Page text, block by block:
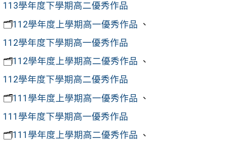
113學年度下學期高二優秀作品
🗂️112學年度上學期高一優秀作品 、
112學年度下學期高一優秀作品
🗂️112學年度上學期高二優秀作品 、
112學年度下學期高二優秀作品
🗂️111學年度上學期高一優秀作品 、
111學年度下學期高一優秀作品
🗂️111學年度上學期高二優秀作品 、